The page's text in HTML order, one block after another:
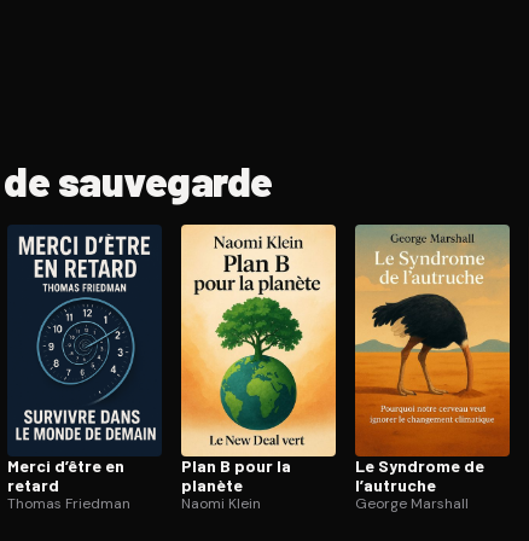
sauvegarde
Merci d’être en
retard
Thomas Friedman
Plan B pour la
planète
Naomi Klein
Le Syndrome de
l’autruche
George Marshall